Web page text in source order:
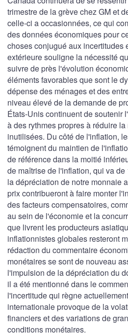
trimestre de la grève chez GM et
celle-ci a occasionnées, ce qui
des données économiques pour
choses conjugué aux incertitudes
extérieure souligne la nécessité
suivre de près l'évolution
éléments favorables que sont le
dépense des ménages et des
niveau élevé de la demande de
États-Unis continuent de soutenir
à des rythmes propres à réduire
inutilisées. Du côté de l'inflation,
témoignent du maintien de
de référence dans la moitié
de maîtrise de l'inflation, qui va de
la dépréciation de notre monnaie
prix contribueront à faire monter
des facteurs compensatoires,
au sein de l'économie et la
que livrent les producteurs
inflationnistes globales resteront
rédaction du commentaire
monétaires se sont de nouveau
l'impulsion de la dépréciation du
il a été mentionné dans le
l'incertitude qui règne
internationale provoque de la
financiers et des variations de
conditions monétaires.